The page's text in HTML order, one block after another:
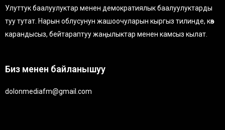
Улуттук баалуулуктар менен демократиялык баалуулуктарды
туу тутат. Нарын облусунун жашоочуларын кыргыз тилинде, көз
карандысыз, бейтараптуу жаңылыктар менен камсыз кылат.
Биз менен байланышуу
dolonmediafm@gmail.com